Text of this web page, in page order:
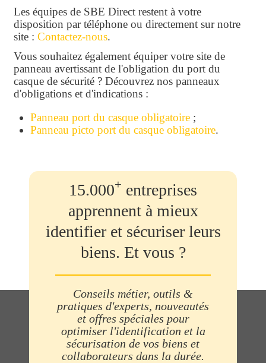
Les équipes de SBE Direct restent à votre
disposition par téléphone ou directement sur notre
site : Contactez-nous.
Vous souhaitez également équiper votre site de
panneau avertissant de l'obligation du port du
casque de sécurité ? Découvrez nos panneaux
d'obligations et d'indications :
Panneau port du casque obligatoire ;
Panneau picto port du casque obligatoire.
15.000+ entreprises
apprennent à mieux
identifier et sécuriser leurs
biens. Et vous ?
Conseils métier, outils &
pratiques d'experts, nouveautés
et offres spéciales pour
optimiser l'identification et la
sécurisation de vos biens et
collaborateurs dans la durée.